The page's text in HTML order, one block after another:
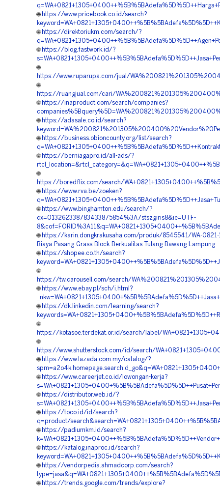
🌐 https://www.pricebook.co.id/search?
🌐 https://direktoriukm.com/search/?
🌐 https://blog.fastwork.id/?
🌐
https://www.ruparupa.com/jual/
🌐
https://ruangjual.com/cari/
🌐 https://inaproduct.com/search/companies?
🌐 https://adasale.co.id/search?
🌐 https://business.obioncounty.org/list/search?
🌐 https://berniagapro.id/all-ads/?
🌐
https://boredflix.com/search/
🌐 https://www.rva.be/zoeken?
🌐 https://www.binghamton.edu/search/?
cx=013262338783433875854%3A7stszgiris8&ie=UTF-
🌐 https://karin.dongkrakusaha.com/produk/8545541/WA-
Biaya-Pasang-Grass-Block-Berkualitas-Tulang-Bawang-Lampung
🌐 https://shopee.co.th/search?
🌐
https://tw.carousell.com/search/
🌐 https://www.ebay.pl/sch/i.html?
🌐 https://dk.linkedin.com/learning/search?
🌐
https://kotasoe.terdekat.or.id/search/label/
🌐
https://www.shutterstock.com/id/search/
🌐 https://www.lazada.com.my/catalog/?
🌐 https://www.careerjet.co.id/lowongan-kerja?
🌐 https://distributor.web.id/?
🌐 https://toco.id/id/search?
q=product/
🌐 https://padiumkm.id/search?
🌐 https://katalog.inaproc.id/search?
🌐 https://vendorpedia.ahmadcorp.com/search?
🌐 https://trends.google.com/trends/explore?